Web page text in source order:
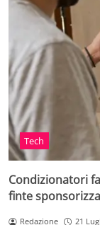
Tech
Condizionatori
finte
Redazione 21